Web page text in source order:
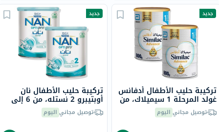
جديد
تركيبة حليب الأطفال أدفانس
غولد المرحلة 1 سيميلاك، من
0 إلى 6 أشهر - 2 × 800 جرام توصيل مجاني اليوم
جديد
تركيبة حليب الأطفال نان
أوبتيبرو 2 نستله، من 6 إلى
12 شهر - 2 × 400 جرامتوصيل مجاني اليوم